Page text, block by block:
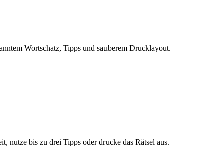
Wortschatz, Tipps und sauberem Drucklayout.
nutze bis zu drei Tipps oder drucke das Rätsel aus.